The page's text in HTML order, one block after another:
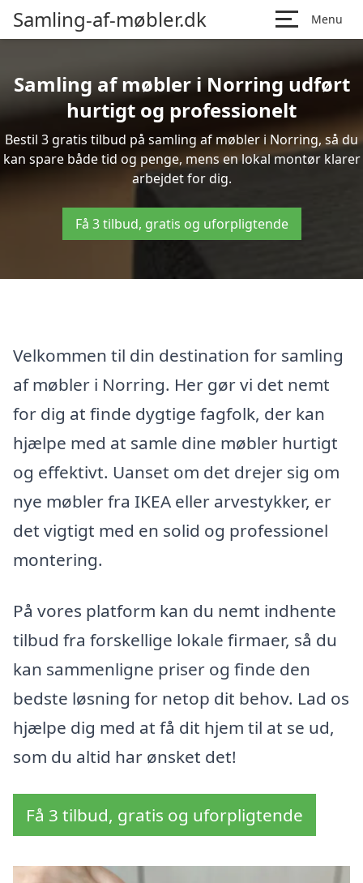
Samling-af-møbler.dk Menu
Samling af møbler i Norring udført
hurtigt og professionelt
Bestil 3 gratis tilbud på samling af møbler i Norring, så du
kan spare både tid og penge, mens en lokal montør klarer
arbejdet for dig.
Få 3 tilbud, gratis og uforpligtende
Velkommen til din destination for samling
af møbler i Norring. Her gør vi det nemt
for dig at finde dygtige fagfolk, der kan
hjælpe med at samle dine møbler hurtigt
og effektivt. Uanset om det drejer sig om
nye møbler fra IKEA eller arvestykker, er
det vigtigt med en solid og professionel
montering.
På vores platform kan du nemt indhente
tilbud fra forskellige lokale firmaer, så du
kan sammenligne priser og finde den
bedste løsning for netop dit behov. Lad os
hjælpe dig med at få dit hjem til at se ud,
som du altid har ønsket det!
Få 3 tilbud, gratis og uforpligtende